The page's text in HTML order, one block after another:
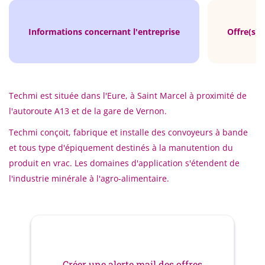
Informations concernant l'entreprise Offre(s)
Techmi est située dans l'Eure, à Saint Marcel à proximité de
l'autoroute A13 et de la gare de Vernon.
Techmi conçoit, fabrique et installe des convoyeurs à bande
et tous type d'épiquement destinés à la manutention du
produit en vrac. Les domaines d'application s'étendent de
l'industrie minérale à l'agro-alimentaire.